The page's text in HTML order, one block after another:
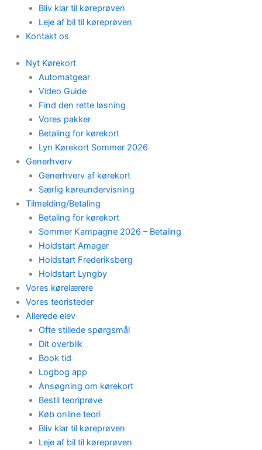
Bliv klar til køreprøven
Leje af bil til køreprøven
Kontakt os
Nyt Kørekort
Automatgear
Video Guide
Find den rette løsning
Vores pakker
Betaling for kørekort
Lyn Kørekort Sommer 2026
Generhverv
Generhverv af kørekort
Særlig køreundervisning
Tilmelding/Betaling
Betaling for kørekort
Sommer Kampagne 2026 – Betaling
Holdstart Amager
Holdstart Frederiksberg
Holdstart Lyngby
Vores kørelærere
Vores teoristeder
Allerede elev
Ofte stillede spørgsmål
Dit overblik
Book tid
Logbog app
Ansøgning om kørekort
Bestil teoriprøve
Køb online teori
Bliv klar til køreprøven
Leje af bil til køreprøven